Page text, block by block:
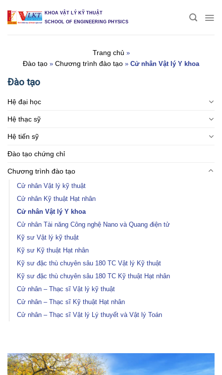
KHOA VẬT LÝ KỸ THUẬT
SCHOOL OF ENGINEERING PHYSICS
Trang chủ »
Đào tạo » Chương trình đào tạo » Cử nhân Vật lý Y khoa
Đào tạo
Hệ đại học
Hệ thạc sỹ
Hệ tiến sỹ
Đào tạo chứng chỉ
Chương trình đào tạo
Cử nhân Vật lý kỹ thuật
Cử nhân Kỹ thuật Hạt nhân
Cử nhân Vật lý Y khoa
Cử nhân Tài năng Công nghệ Nano và Quang điện tử
Kỹ sư Vật lý kỹ thuật
Kỹ sư Kỹ thuật Hạt nhân
Kỹ sư đặc thù chuyên sâu 180 TC Vật lý Kỹ thuật
Kỹ sư đặc thù chuyên sâu 180 TC Kỹ thuật Hạt nhân
Cử nhân – Thạc sĩ Vật lý kỹ thuật
Cử nhân – Thạc sĩ Kỹ thuật Hạt nhân
Cử nhân – Thạc sĩ Vật lý Lý thuyết và Vật lý Toán